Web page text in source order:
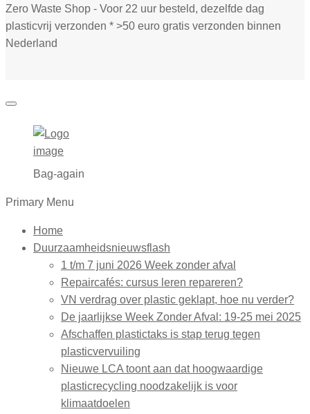
Zero Waste Shop - Voor 22 uur besteld, dezelfde dag
plasticvrij verzonden * >50 euro gratis verzonden binnen
Nederland
Bag-again
Primary Menu
Home
Duurzaamheidsnieuwsflash
1 t/m 7 juni 2026 Week zonder afval
Repaircafés: cursus leren repareren?
VN verdrag over plastic geklapt, hoe nu verder?
De jaarlijkse Week Zonder Afval: 19-25 mei 2025
Afschaffen plastictaks is stap terug tegen
plasticvervuiling
Nieuwe LCA toont aan dat hoogwaardige
plasticrecycling noodzakelijk is voor
klimaatdoelen